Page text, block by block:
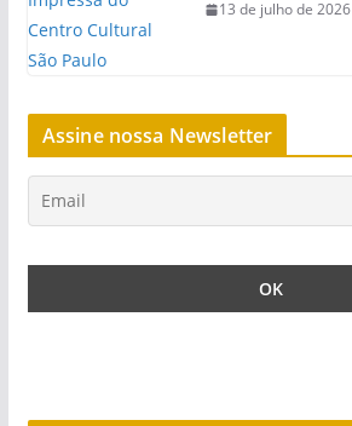
13 de julho de 2026
Assine nossa Newsletter